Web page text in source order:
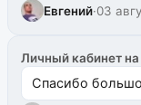
Евгений·03
Личный кабинет
Спасибо